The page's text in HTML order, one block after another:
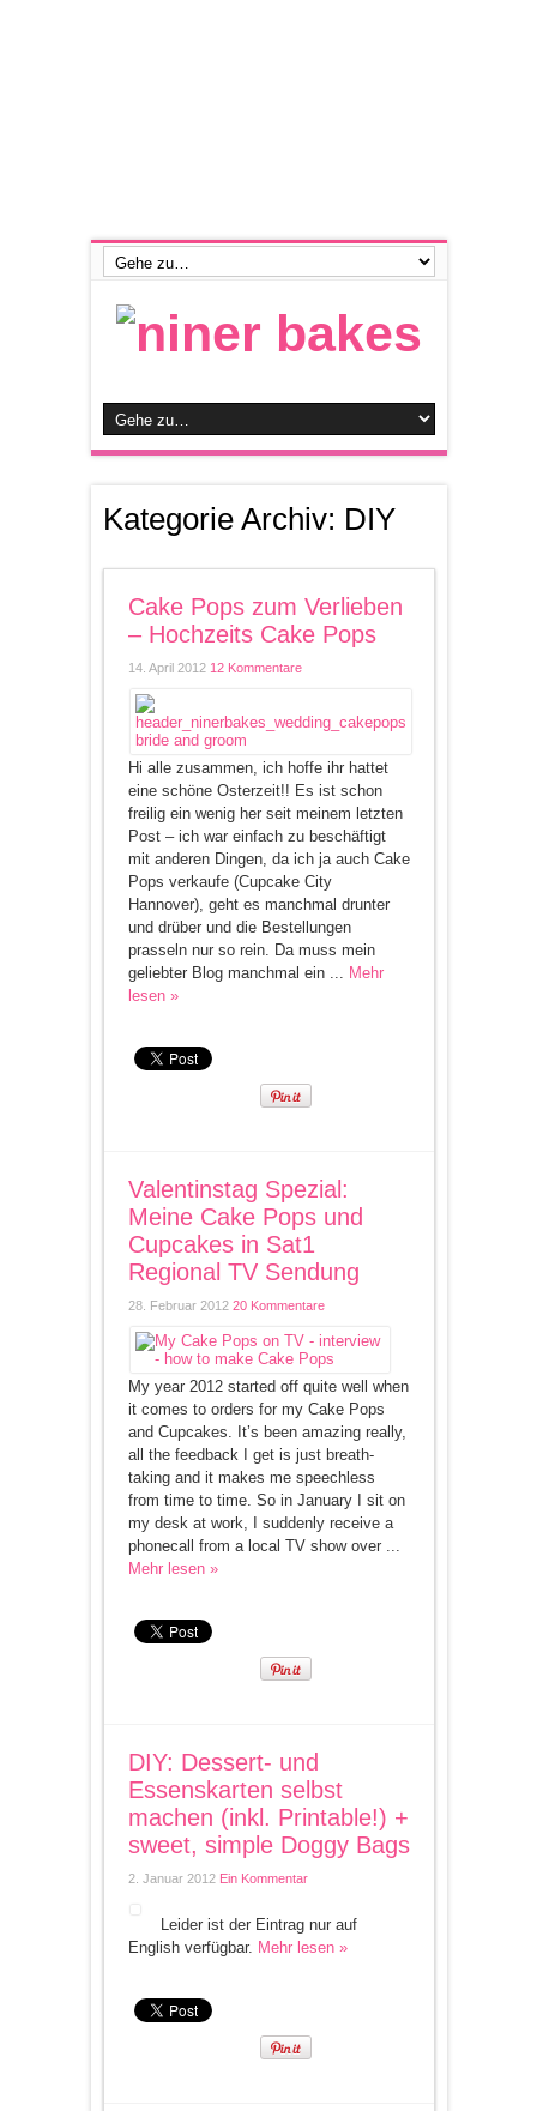
Kategorie Archiv: DIY
Cake Pops zum Verlieben
– Hochzeits Cake Pops
14. April 2012 12 Kommentare
Hi alle zusammen, ich hoffe ihr hattet
eine schöne Osterzeit!! Es ist schon
freilig ein wenig her seit meinem letzten
Post – ich war einfach zu beschäftigt
mit anderen Dingen, da ich ja auch Cake
Pops verkaufe (Cupcake City
Hannover), geht es manchmal drunter
und drüber und die Bestellungen
prasseln nur so rein. Da muss mein
geliebter Blog manchmal ein ... Mehr
lesen »
Valentinstag Spezial:
Meine Cake Pops und
Cupcakes in Sat1
Regional TV Sendung
28. Februar 2012 20 Kommentare
My year 2012 started off quite well when
it comes to orders for my Cake Pops
and Cupcakes. It’s been amazing really,
all the feedback I get is just breath-
taking and it makes me speechless
from time to time. So in January I sit on
my desk at work, I suddenly receive a
phonecall from a local TV show over ...
Mehr lesen »
DIY: Dessert- und
Essenskarten selbst
machen (inkl. Printable!) +
sweet, simple Doggy Bags
2. Januar 2012 Ein Kommentar
Leider ist der Eintrag nur auf
English verfügbar. Mehr lesen »